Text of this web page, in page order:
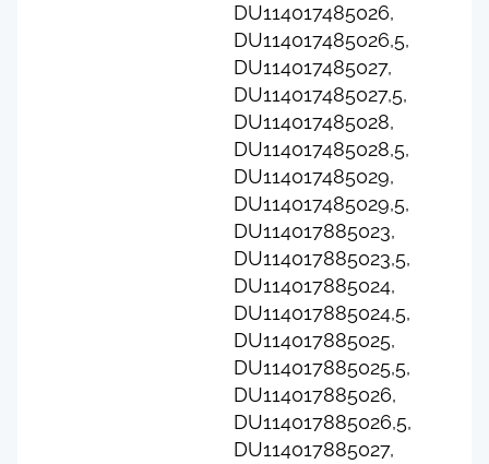
DU114017485026,
DU114017485026,5,
DU114017485027,
DU114017485027,5,
DU114017485028,
DU114017485028,5,
DU114017485029,
DU114017485029,5,
DU114017885023,
DU114017885023,5,
DU114017885024,
DU114017885024,5,
DU114017885025,
DU114017885025,5,
DU114017885026,
DU114017885026,5,
DU114017885027,